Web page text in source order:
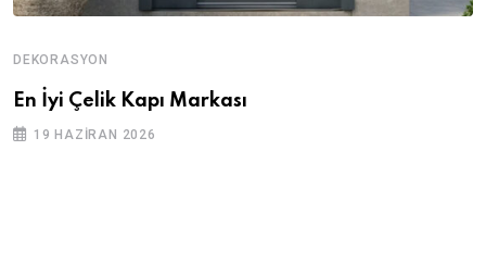
DEKORASYON
En İyi Çelik Kapı Markası
19 HAZIRAN 2026